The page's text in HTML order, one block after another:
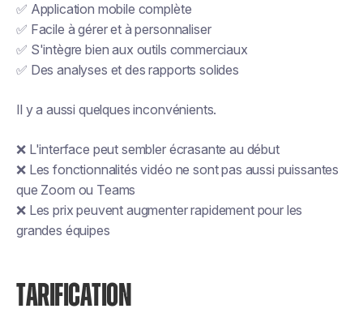
✅ Application mobile complète
✅ Facile à gérer et à personnaliser
✅ S'intègre bien aux outils commerciaux
✅ Des analyses et des rapports solides
Il y a aussi quelques inconvénients.
❌ L'interface peut sembler écrasante au début
❌ Les fonctionnalités vidéo ne sont pas aussi puissantes
que Zoom ou Teams
❌ Les prix peuvent augmenter rapidement pour les
grandes équipes
TARIFICATION